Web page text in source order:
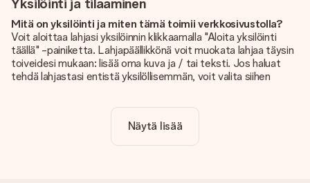
Yksilöinti ja tilaaminen
Mitä on yksilöinti ja miten tämä toimii verkkosivustolla?
Voit aloittaa lahjasi yksilöinnin klikkaamalla "Aloita yksilöinti
täällä" -painiketta. Lahjapäällikkönä voit muokata lahjaa täysin
toiveidesi mukaan: lisää oma kuva ja / tai teksti. Jos haluat
tehdä lahjastasi entistä yksilöllisemmän, voit valita siihen
Sisältyykö yksilöinti hintaan?
Sivustolla näkyvä hinta sisältää lahjasi yksilöinnin. Hauskaa ja
Näytä lisää